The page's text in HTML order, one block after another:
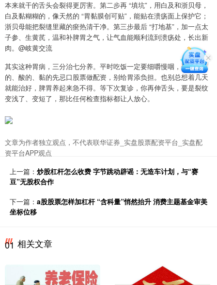
本来就干的舌头会裂得更厉害。第二步再 “填坑”，用白及和浙贝母，
白及黏糊糊的，像天然的 “胃黏膜创可贴”，能贴在溃疡面上保护它；
浙贝母能把裂缝里藏的瘀热清干净。第三步最后 “打地基”，加一点太
子参、生黄芪，温和补脾胃之气，让气血能顺利流到溃疡处，长出新
肉。@岐黄交流
其实这种胃病，三分治七分养。平时吃饭一定要细嚼慢咽，硬的、凉
的、酸的、黏的先忌口股票做配资，别给胃添负担。也别总想着几天
就能治好，脾胃养起来急不得。等下次复诊，你再伸舌头，要是裂纹
变浅了、变短了，那比任何检查指标都让人放心。
文章为作者独立观点，不代表联华证券_实盘股票配资平台_实盘配
资平台APP观点
上一篇： 炒股杠杆怎么收费 字节跳动辟谣：无造车计划，与“赛
豆”无股权合作
下一篇： a股股票怎样加杠杆 “含科量”悄然抬升 消费主题基金审美
坐标位移
01 相关文章